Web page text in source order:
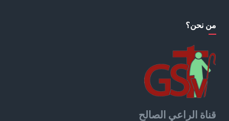
من نحن؟
قناة الراعي الصالح